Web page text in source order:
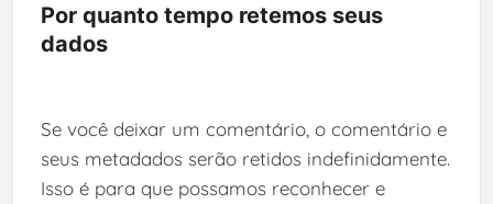
Por quanto tempo retemos seus
dados
Se você deixar um comentário, o comentário e
seus metadados serão retidos indefinidamente.
Isso é para que possamos reconhecer e